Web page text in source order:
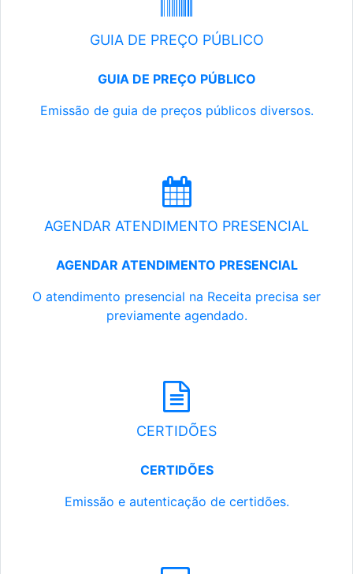
GUIA DE PREÇO PÚBLICO
GUIA DE PREÇO PÚBLICO
Emissão de guia de preços públicos diversos.
AGENDAR ATENDIMENTO PRESENCIAL
AGENDAR ATENDIMENTO PRESENCIAL
O atendimento presencial na Receita precisa ser
previamente agendado.
CERTIDÕES
CERTIDÕES
Emissão e autenticação de certidões.